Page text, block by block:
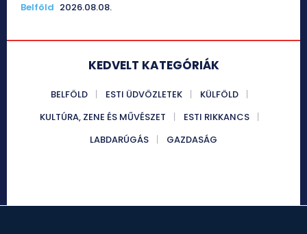
Belföld 2026.08.08.
KEDVELT KATEGÓRIÁK
BELFÖLD ESTI ÜDVÖZLETEK
KÜLFÖLD
KULTÚRA, ZENE ÉS MŰVÉSZET
ESTI RIKKANCS
LABDARÚGÁS
GAZDASÁG